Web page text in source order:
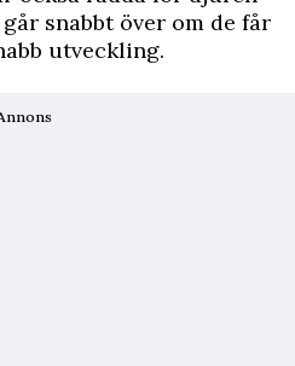
snabbt över om de får
utveckling.